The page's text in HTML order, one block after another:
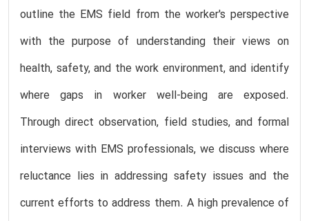
outline the EMS field from the worker's perspective
with the purpose of understanding their views on
health, safety, and the work environment, and identify
where gaps in worker well-being are exposed.
Through direct observation, field studies, and formal
interviews with EMS professionals, we discuss where
reluctance lies in addressing safety issues and the
current efforts to address them. A high prevalence of